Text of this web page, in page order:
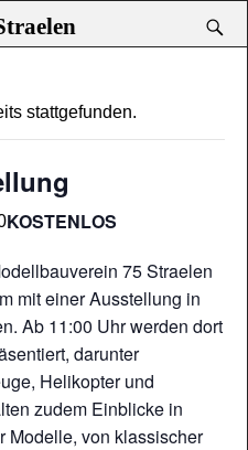
stattgefunden.
KOSTENLOS
75 Straelen
mit einer Ausstellung in
Ab 11:00 Uhr werden dort
darunter
Helikopter und
zudem Einblicke in
Modelle, von klassischer